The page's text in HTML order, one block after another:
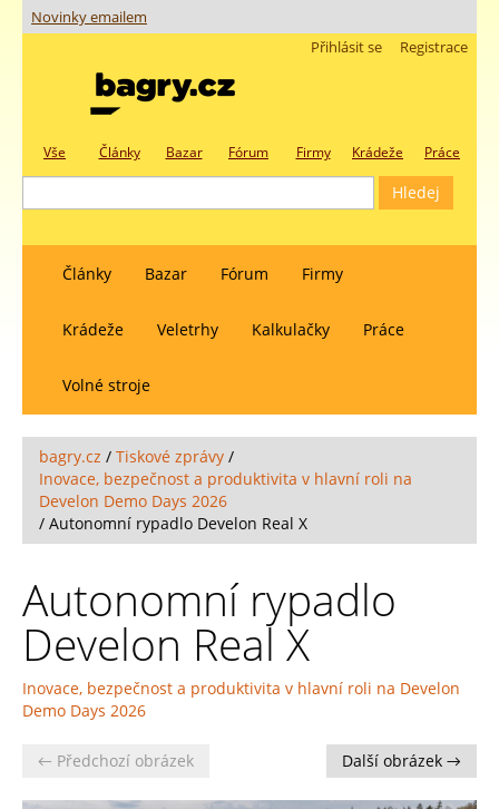
Novinky emailem
Registrace
Přihlásit se
Vše Články Bazar Fórum Firmy Krádeže Práce
Články Bazar Fórum Firmy
Krádeže Veletrhy Kalkulačky Práce
Volné stroje
bagry.cz / Tiskové zprávy /
Inovace, bezpečnost a produktivita v hlavní roli na
Develon Demo Days 2026
/ Autonomní rypadlo Develon Real X
Autonomní rypadlo
Develon Real X
Inovace, bezpečnost a produktivita v hlavní roli na Develon
Demo Days 2026
← Předchozí obrázek Další obrázek →